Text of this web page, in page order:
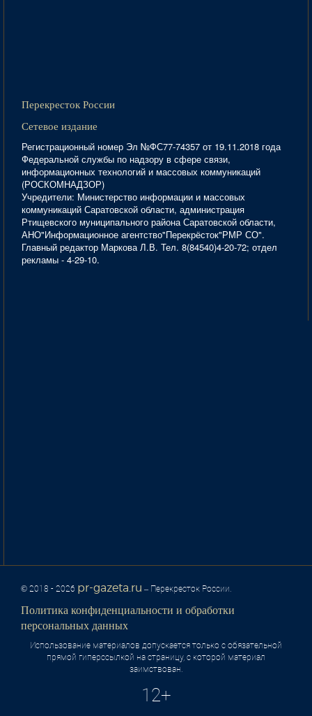
Перекресток России
Сетевое издание
Регистрационный номер Эл №ФС77-74357 от 19.11.2018 года
Федеральной службы по надзору в сфере связи,
информационных технологий и массовых коммуникаций
(РОСКОМНАДЗОР)
Учредители: Министерство информации и массовых
коммуникаций Саратовской области, администрация
Ртищевского муниципального района Саратовской области,
АНО"Информационное агентство"Перекрёсток"РМР СО".
Главный редактор Маркова Л.В. Тел. 8(84540)4-20-72; отдел
рекламы - 4-29-10.
© 2018 - 2026 pr-gazeta.ru – Перекресток России.
Политика конфиденциальности и обработки
персональных данных
Использование материалов допускается только с обязательной
прямой гиперссылкой на страницу, с которой материал
заимствован.
12+